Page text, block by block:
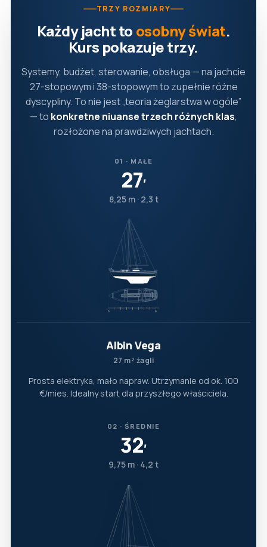
TRZY ROZMIARY
Każdy jacht to osobny świat.
Kurs pokazuje trzy.
Systemy, budżet, sterowanie, obsługa — na jachcie
27-stopowym i 38-stopowym to zupełnie różne
dyscypliny. To nie jest „teoria żeglarstwa w ogóle”
— to konkretne niuanse trzech różnych klas,
rozłożone na prawdziwych jachtach.
01 · MAŁE
27′
8,25 m · 2,3 t
Albin Vega
27 m² żagli
Prosta elektryka, mało napraw. Utrzymanie od ok. 100
€/mies. Idealny start dla przyszłego właściciela.
02 · ŚREDNIE
32′
9,75 m · 4,2 t